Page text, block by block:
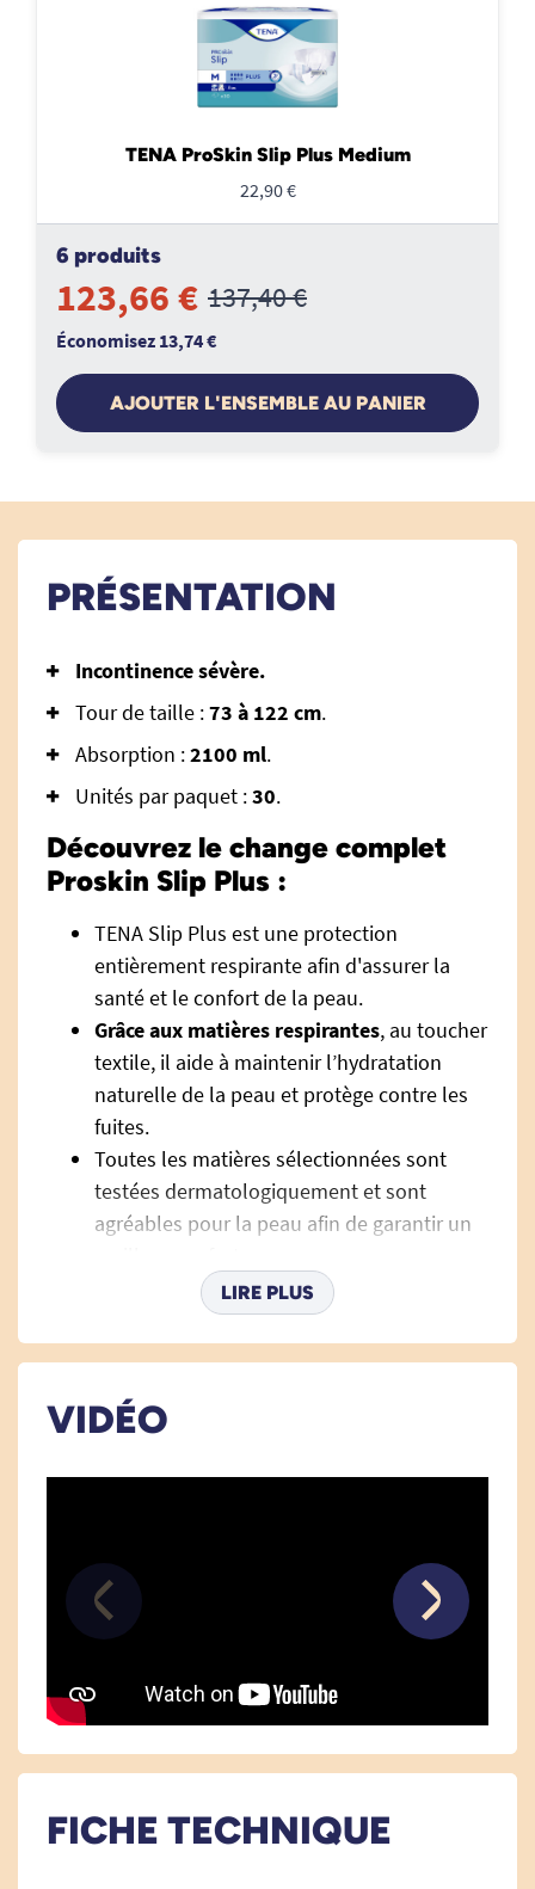
TENA ProSkin Slip Plus Medium
22,90 €
6 produits
123,66 € 137,40 €
Économisez 13,74 €
AJOUTER L'ENSEMBLE AU PANIER
PRÉSENTATION
Incontinence sévère.
Tour de taille :73 à 122 cm.
Absorption :2100 ml.
Unités par paquet :30.
Découvrez le change complet
Proskin Slip Plus :
TENA Slip Plus est une protection
entièrement respirante afin d'assurer la
santé et le confort de la peau.
Grâce aux matières respirantes, au toucher
textile, il aide à maintenir l’hydratation
naturelle de la peau et protège contre les
fuites.
Toutes les matières sélectionnées sont
testées dermatologiquement et sont
agréables pour la peau afin de garantir un
nouvelles attaches adhésives
plus larges et ajustables afin d’assurer une
tenue parfaite et une facilité d’utilisation.
la peau respirer afin de garder la peau
LIRE PLUS
VIDÉO
FICHE TECHNIQUE